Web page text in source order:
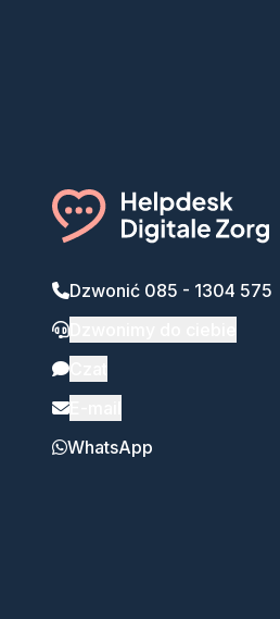
Dzwonić 085 - 1304 575
WhatsApp